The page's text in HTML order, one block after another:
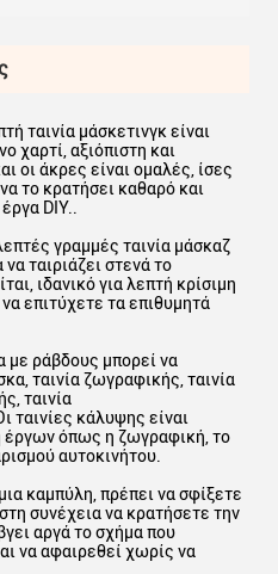
ταινία μάσκετινγκ είναι
χαρτί, αξιόπιστη και
οι άκρες είναι ομαλές, ίσες
το κρατήσει καθαρό και
DIY..
γραμμές ταινία μάσκαζ
ταιριάζει στενά το
ιδανικό για λεπτή κρίσιμη
επιτύχετε τα επιθυμητά
με ράβδους μπορεί να
ταινία ζωγραφικής, ταινία
ταινία
ταινίες κάλυψης είναι
έργων όπως η ζωγραφική, το
αυτοκινήτου.
καμπύλη, πρέπει να σφίξετε
συνέχεια να κρατήσετε την
αργά το σχήμα που
να αφαιρεθεί χωρίς να